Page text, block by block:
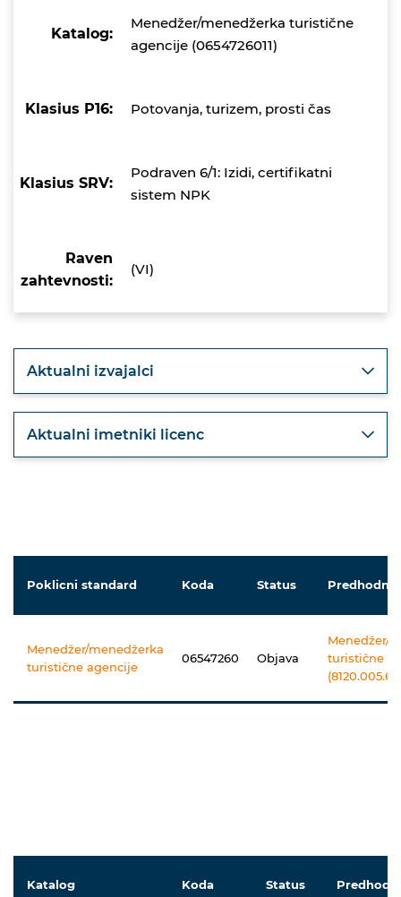
Katalog:
Menedžer/menedžerka turistične
agencije (0654726011)
Klasius P16: Potovanja, turizem, prosti čas
Klasius SRV:
Podraven 6/1: Izidi, certifikatni
sistem NPK
Raven
zahtevnosti:
(VI)
Aktualni izvajalci
Aktualni imetniki licenc
Poklicni standard Koda Status
Menedžer/menedžerka
turistične agencije
06547260 Objava
Menedžer/
turistične
Katalog Koda Status